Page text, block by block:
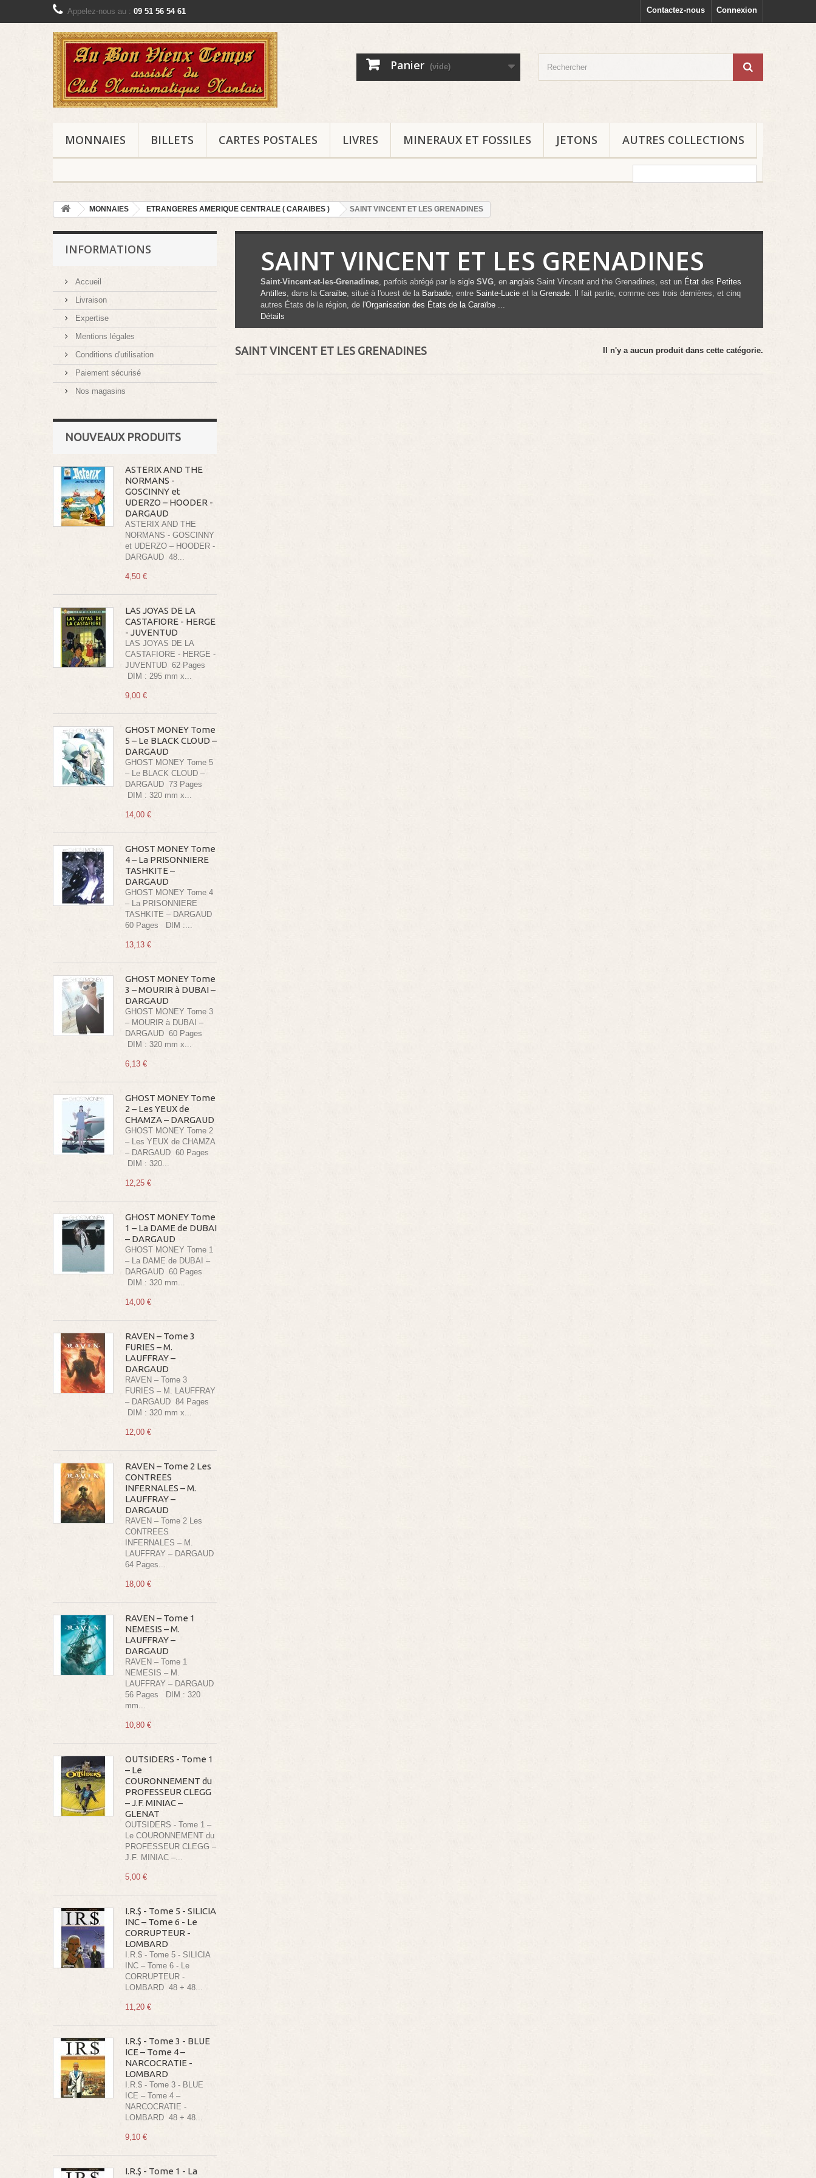
Connexion
Contactez-nous
Appelez-nous au : 09 51 56 54 61
Panier (vide)
MONNAIES BILLETS CARTES POSTALES LIVRES MINERAUX ET FOSSILES JETONS AUTRES COLLECTIONS
MONNAIES ETRANGERES AMERIQUE CENTRALE ( CARAIBES ) SAINT VINCENT ET LES GRENADINES
INFORMATIONS
Accueil
Livraison
Expertise
Mentions légales
Conditions d'utilisation
Paiement sécurisé
Nos magasins
NOUVEAUX PRODUITS
ASTERIX AND THE
NORMANS -
GOSCINNY et
UDERZO – HOODER -
DARGAUD
ASTERIX AND THE
NORMANS - GOSCINNY
et UDERZO – HOODER -
DARGAUD 48...
4,50 €
LAS JOYAS DE LA
CASTAFIORE - HERGE
- JUVENTUD
LAS JOYAS DE LA
CASTAFIORE - HERGE -
JUVENTUD 62 Pages
DIM : 295 mm x...
9,00 €
GHOST MONEY Tome
5 – Le BLACK CLOUD –
DARGAUD
GHOST MONEY Tome 5
– Le BLACK CLOUD –
DARGAUD 73 Pages
DIM : 320 mm x...
14,00 €
GHOST MONEY Tome
4 – La PRISONNIERE
TASHKITE –
DARGAUD
GHOST MONEY Tome 4
– La PRISONNIERE
TASHKITE – DARGAUD
60 Pages DIM :...
13,13 €
GHOST MONEY Tome
3 – MOURIR à DUBAI –
DARGAUD
GHOST MONEY Tome 3
– MOURIR à DUBAI –
DARGAUD 60 Pages
DIM : 320 mm x...
6,13 €
GHOST MONEY Tome
2 – Les YEUX de
CHAMZA – DARGAUD
GHOST MONEY Tome 2
– Les YEUX de CHAMZA
– DARGAUD 60 Pages
DIM : 320...
12,25 €
GHOST MONEY Tome
1 – La DAME de DUBAI
– DARGAUD
GHOST MONEY Tome 1
– La DAME de DUBAI –
DARGAUD 60 Pages
DIM : 320 mm...
14,00 €
RAVEN – Tome 3
FURIES – M.
LAUFFRAY –
DARGAUD
RAVEN – Tome 3
FURIES – M. LAUFFRAY
– DARGAUD 84 Pages
DIM : 320 mm x...
12,00 €
RAVEN – Tome 2 Les
CONTREES
INFERNALES – M.
LAUFFRAY –
DARGAUD
RAVEN – Tome 2 Les
CONTREES
INFERNALES – M.
LAUFFRAY – DARGAUD
64 Pages...
18,00 €
RAVEN – Tome 1
NEMESIS – M.
LAUFFRAY –
DARGAUD
RAVEN – Tome 1
NEMESIS – M.
LAUFFRAY – DARGAUD
56 Pages DIM : 320
mm...
10,80 €
OUTSIDERS - Tome 1
– Le
COURONNEMENT du
PROFESSEUR CLEGG
– J.F. MINIAC –
GLENAT
OUTSIDERS - Tome 1 –
Le COURONNEMENT du
PROFESSEUR CLEGG –
J.F. MINIAC –...
5,00 €
I.R.$ - Tome 5 - SILICIA
INC – Tome 6 - Le
CORRUPTEUR -
LOMBARD
I.R.$ - Tome 5 - SILICIA
INC – Tome 6 - Le
CORRUPTEUR -
LOMBARD 48 + 48...
11,20 €
I.R.$ - Tome 3 - BLUE
ICE – Tome 4 –
NARCOCRATIE -
LOMBARD
I.R.$ - Tome 3 - BLUE
ICE – Tome 4 –
NARCOCRATIE -
LOMBARD 48 + 48...
9,10 €
I.R.$ - Tome 1 - La
SAINT VINCENT ET LES GRENADINES
Saint-Vincent-et-les-Grenadines, parfois abrégé par le sigle SVG, en anglais Saint Vincent and the Grenadines, est un État des Petites
Antilles, dans la Caraïbe, situé à l'ouest de la Barbade, entre Sainte-Lucie et la Grenade. Il fait partie, comme ces trois dernières, et cinq
autres États de la région, de l'Organisation des États de la Caraïbe ...
Détails
SAINT VINCENT ET LES GRENADINES Il n'y a aucun produit dans cette catégorie.